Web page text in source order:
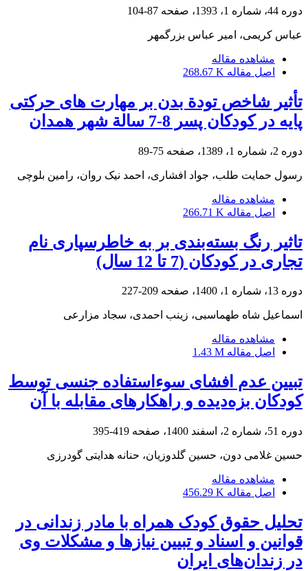
دوره 44، شماره 1، 1393، صفحه 87-104
عباس کریمی، امیر عباس بزرگمهر
مشاهده مقاله
اصل مقاله 268.67 K
تأثیر شاخص تودة بدن بر مهارت های حرکتی
پایه در کودکان پسر 8-7 سالة شهر همدان
دوره 2، شماره 1، 1389، صفحه 75-89
رسول حمایت طلب، جواد افشاری، احمد نیک روان، رامین بلوچی
مشاهده مقاله
اصل مقاله 266.71 K
تاثیر رنگ بسته‌بندی بر به خاطرسپاری نام
تجاری در کودکان (7 تا 12 سال)
دوره 13، شماره 1، 1400، صفحه 209-227
اسماعیل شاه طهماسبی، زینب احمدی، سجاد مزارعی
مشاهده مقاله
اصل مقاله 1.43 M
تبیین عدم افشای سوء‌استفاده جنسی توسط
کودکان بزه‌دیده و راهکارهای مقابله با آن
دوره 51، شماره 2، اسفند 1400، صفحه 419-395
حسین غلامی دون، حسین گلدوزیان، حنانه هدایتی گودرزی
مشاهده مقاله
اصل مقاله 456.29 K
تحلیل حقوق کودک همراه با مادر زندانی در
قوانین و اسناد و تبیین نیازها و مشکلات وی
در زندان‌های ایران